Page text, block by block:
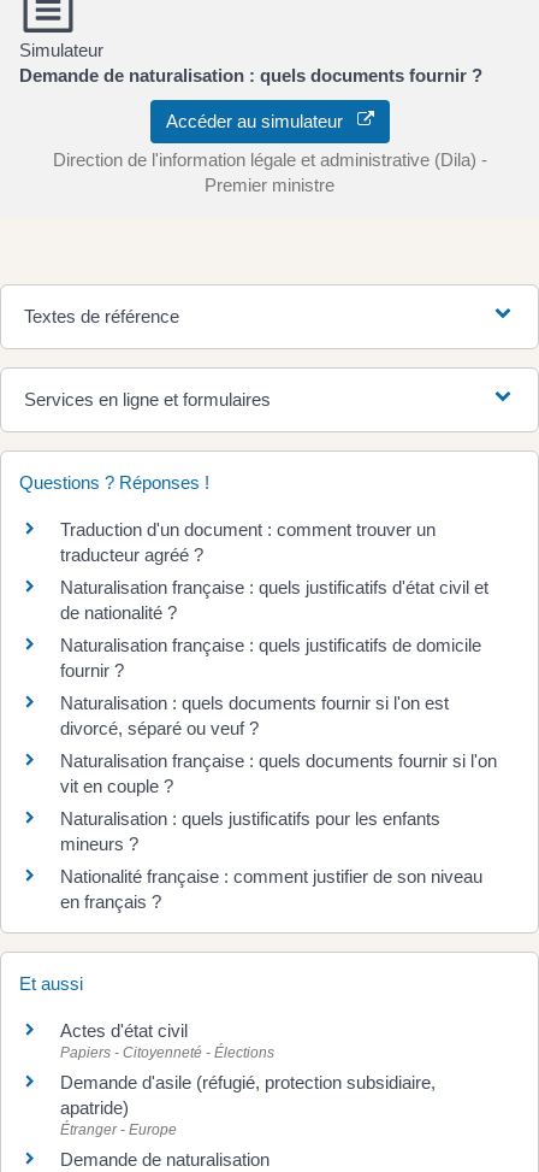
Simulateur
Demande de naturalisation : quels documents fournir ?
Accéder au simulateur
Direction de l'information légale et administrative (Dila) -
Premier ministre
Textes de référence
Services en ligne et formulaires
Questions ? Réponses !
Traduction d'un document : comment trouver un
traducteur agréé ?
Naturalisation française : quels justificatifs d'état civil et
de nationalité ?
Naturalisation française : quels justificatifs de domicile
fournir ?
Naturalisation : quels documents fournir si l'on est
divorcé, séparé ou veuf ?
Naturalisation française : quels documents fournir si l'on
vit en couple ?
Naturalisation : quels justificatifs pour les enfants
mineurs ?
Nationalité française : comment justifier de son niveau
en français ?
Et aussi
Actes d'état civil
Papiers - Citoyenneté - Élections
Demande d'asile (réfugié, protection subsidiaire,
apatride)
Étranger - Europe
Demande de naturalisation